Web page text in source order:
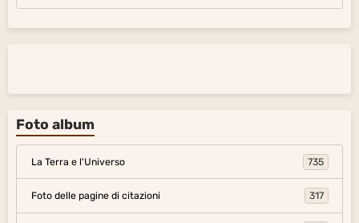
Foto album
La Terra e l'Universo 735
Foto delle pagine di citazioni 317